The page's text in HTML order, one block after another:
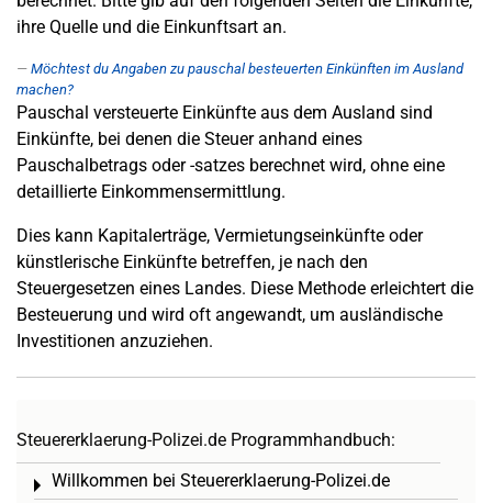
ihre Quelle und die Einkunftsart an.
Möchtest du Angaben zu pauschal besteuerten Einkünften im Ausland
machen?
Pauschal versteuerte Einkünfte aus dem Ausland sind
Einkünfte, bei denen die Steuer anhand eines
Pauschalbetrags oder -satzes berechnet wird, ohne eine
detaillierte Einkommensermittlung.
Dies kann Kapitalerträge, Vermietungseinkünfte oder
künstlerische Einkünfte betreffen, je nach den
Steuergesetzen eines Landes. Diese Methode erleichtert die
Besteuerung und wird oft angewandt, um ausländische
Investitionen anzuziehen.
Steuererklaerung-Polizei.de Programmhandbuch:
Willkommen bei Steuererklaerung-Polizei.de
Toggle menu